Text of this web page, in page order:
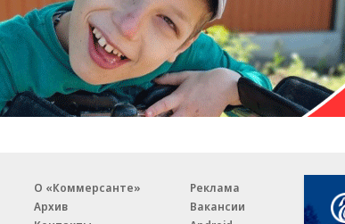
О «Коммерсанте»
Архив
Реклама
Вакансии